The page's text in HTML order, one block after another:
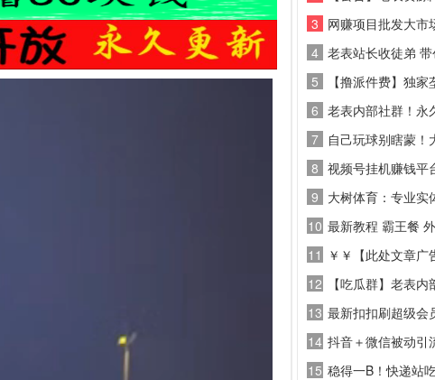
3 网赚项目批发大市
4 老表站长收徒弟 带
5
【撸派件费】独
6 老表内部社群！永
7 自己玩球别瞎蒙！
8 视频号挂机赚钱平
9 大树体育：专业实
10 最新教程 霸王餐 外
11 ￥￥【此处文章广
12
【吃瓜群】老表内
13 最新扣扣刷超级会
14 抖音＋微信被动引
15 稳得一B！快递站